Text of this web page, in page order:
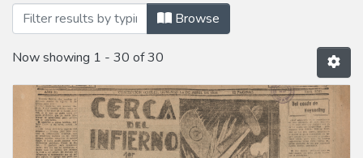
Browsing 04 - Abril 1934 by Title
Browse
Now showing 1 - 30 of 30